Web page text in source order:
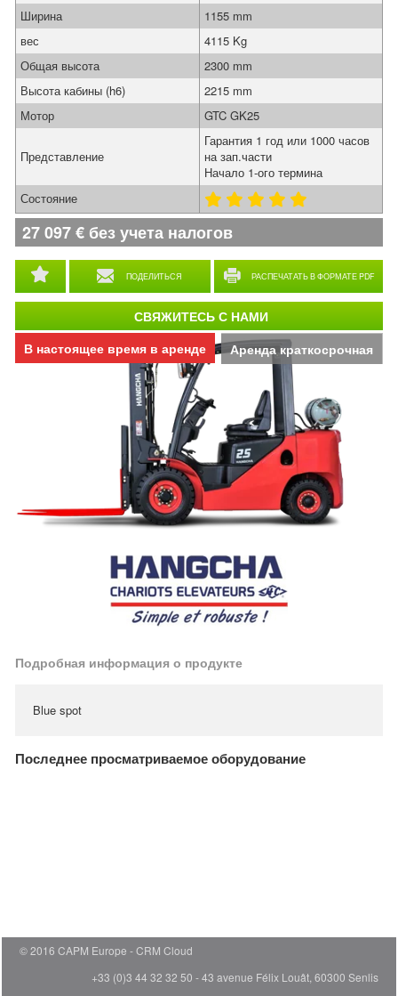
Аренда краткосрочная
В настоящее время в аренде
ПОДЕЛИТЬСЯ РАСПЕЧАТАТЬ В ФОРМАТЕ PDF
Ширина
1155 mm
вес
4115 Kg
Общая высота
2300 mm
Высота кабины (h6)
2215 mm
Мотор
GTC GK25
Представление
Гарантия 1 год или 1000 часов
на зап.части
Начало 1-ого термина
Состояние
27 097€ без учета налогов
Подробная информация о продукте
Blue spot
СВЯЖИТЕСЬ С НАМИ
Последнее просматриваемое оборудование
© 2016 CAPM Europe
CRM Cloud
+33 (0)3 44 32 32 50 - 43 avenue Félix Louât, 60300 Senlis